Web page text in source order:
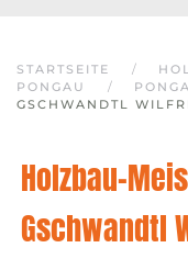
STARTSEITE
PONGAU
GSCHWANDTL
Holzbau-
Gschwandtl